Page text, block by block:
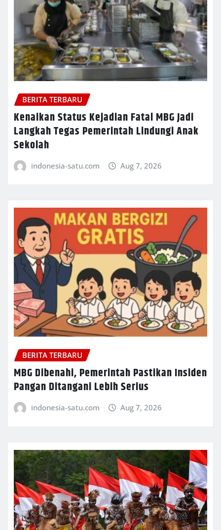
BERITA TERBARU
Kenaikan Status Kejadian Fatal MBG Jadi
Langkah Tegas Pemerintah Lindungi Anak
Sekolah
indonesia-satu.com Aug 7, 2026
BERITA TERBARU
MBG Dibenahi, Pemerintah Pastikan Insiden
Pangan Ditangani Lebih Serius
indonesia-satu.com Aug 7, 2026